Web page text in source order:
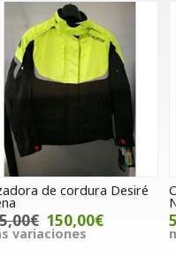
Chaqueta Seventy SD-A5
Negro/amarillo
55,00€
más variaciones